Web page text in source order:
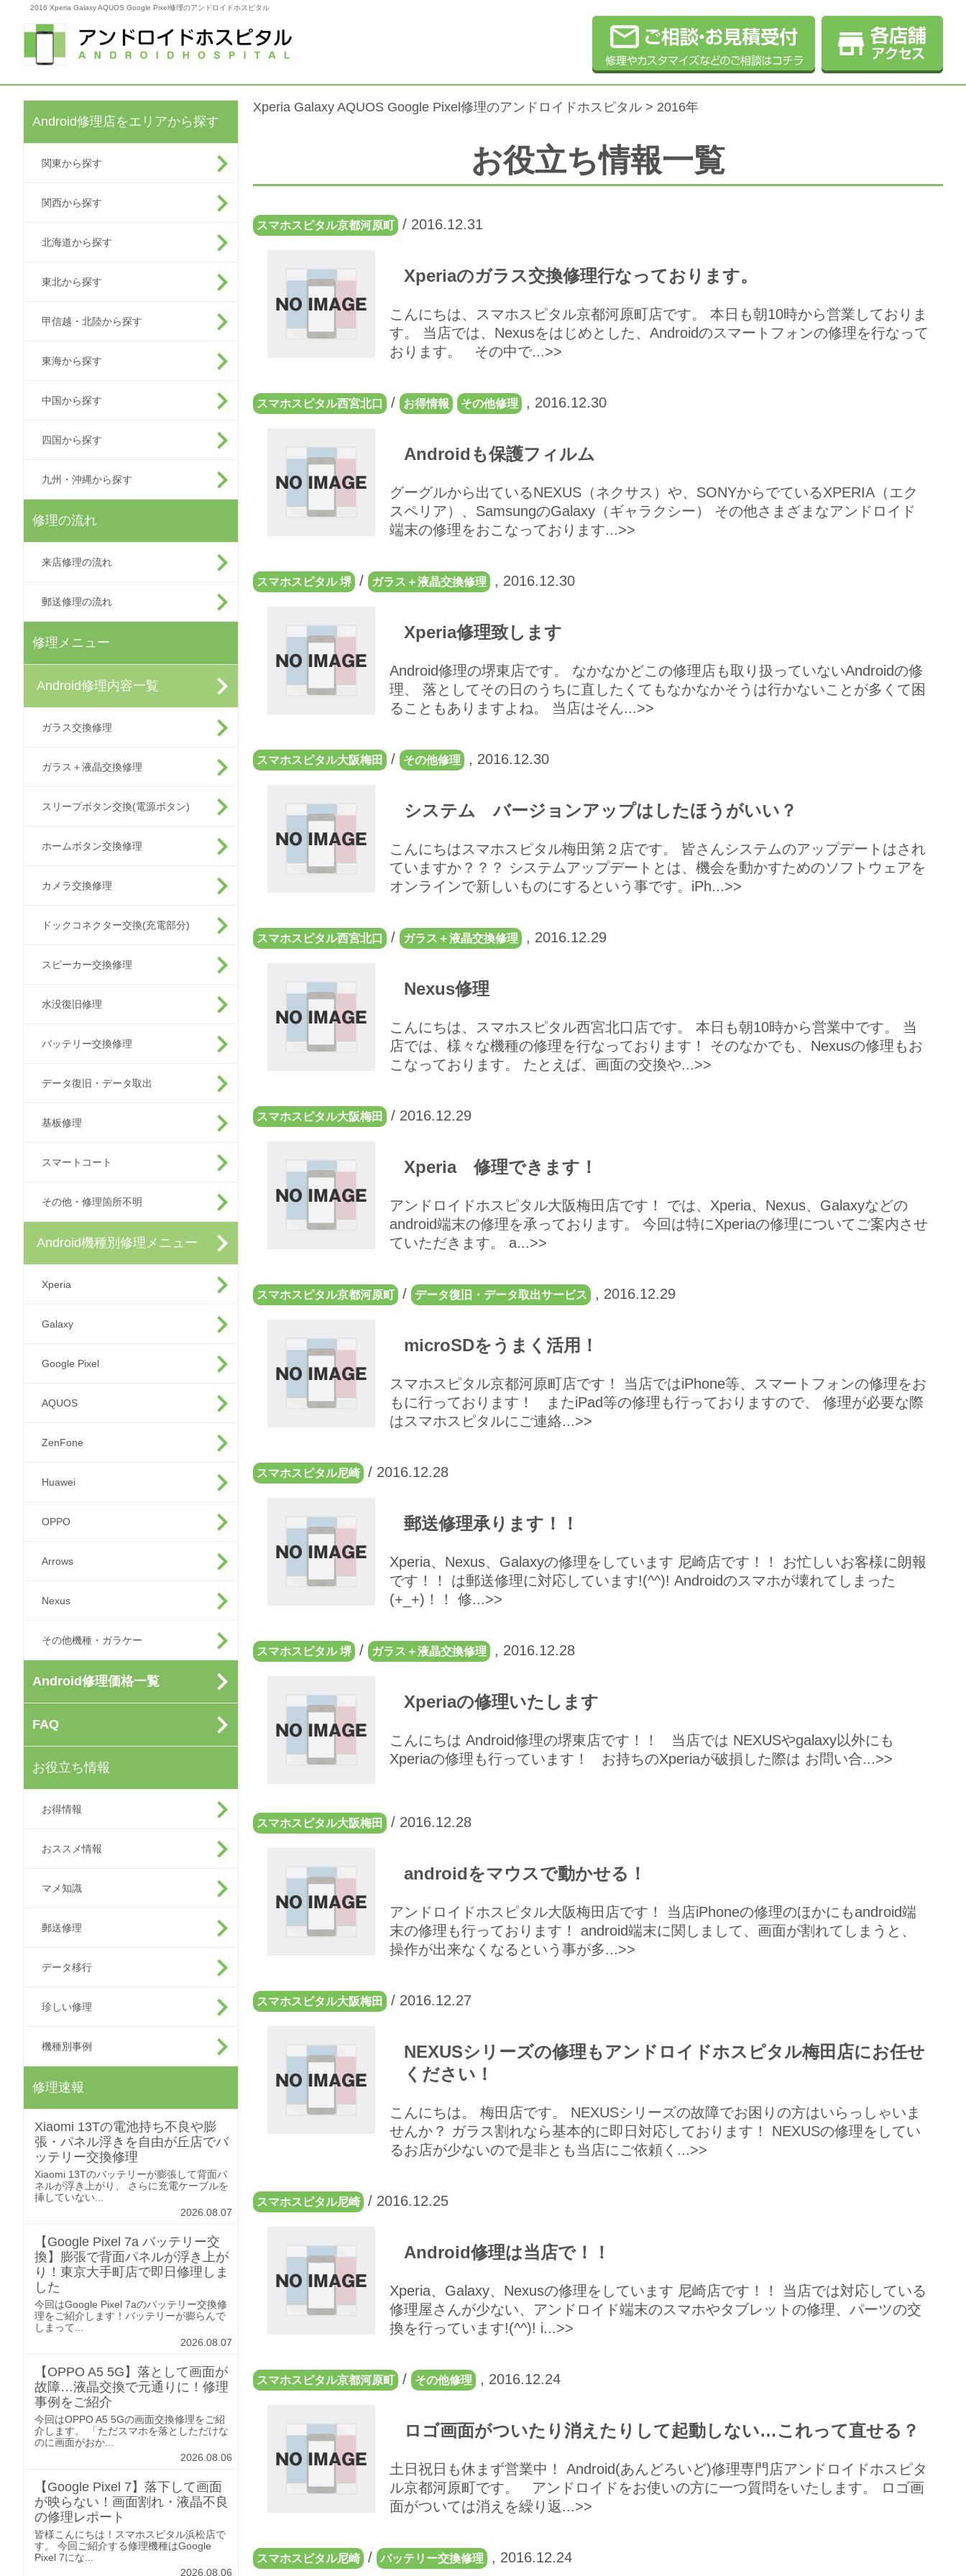
2016 Xperia Galaxy AQUOS Google Pixel修理のアンドロイドホスピタル
Android修理店をエリアから探す
関東から探す
関西から探す
北海道から探す
東北から探す
甲信越・北陸から探す
東海から探す
中国から探す
四国から探す
九州・沖縄から探す
修理の流れ
来店修理の流れ
郵送修理の流れ
修理メニュー
Android修理内容一覧
ガラス交換修理
ガラス＋液晶交換修理
スリープボタン交換(電源ボタン)
ホームボタン交換修理
カメラ交換修理
ドックコネクター交換(充電部分)
スピーカー交換修理
水没復旧修理
バッテリー交換修理
データ復旧・データ取出
基板修理
スマートコート
その他・修理箇所不明
Android機種別修理メニュー
Xperia
Galaxy
Google Pixel
AQUOS
ZenFone
Huawei
OPPO
Arrows
Nexus
その他機種・ガラケー
Android修理価格一覧
FAQ
お役立ち情報
お得情報
おススメ情報
マメ知識
郵送修理
データ移行
珍しい修理
機種別事例
修理速報
Xiaomi 13Tの電池持ち不良や膨
張・パネル浮きを自由が丘店でバ
ッテリー交換修理
Xiaomi 13Tのバッテリーが膨張して背面パ
ネルが浮き上がり、 さらに充電ケーブルを
挿していない...
2026.08.07
【Google Pixel 7a バッテリー交
換】膨張で背面パネルが浮き上が
り！東京大手町店で即日修理しま
した
今回はGoogle Pixel 7aのバッテリー交換修
理をご紹介します！バッテリーが膨らんで
しまって...
2026.08.07
【OPPO A5 5G】落として画面が
故障…液晶交換で元通りに！修理
事例をご紹介
今回はOPPO A5 5Gの画面交換修理をご紹
介します。 「ただスマホを落としただけな
のに画面がおか...
2026.08.06
【Google Pixel 7】落下して画面
が映らない！画面割れ・液晶不良
の修理レポート
皆様こんにちは！スマホスピタル浜松店で
す。 今回ご紹介する修理機種はGoogle
Pixel 7にな...
2026.08.06
Xperia Galaxy AQUOS Google Pixel修理のアンドロイドホスピタル > 2016年
お役立ち情報一覧
スマホスピタル京都河原町 / 2016.12.31
Xperiaのガラス交換修理行なっております。
こんにちは、スマホスピタル京都河原町店です。 本日も朝10時から営業しておりま
す。 当店では、Nexusをはじめとした、Androidのスマートフォンの修理を行なって
おります。 その中で...>>
スマホスピタル西宮北口 / お得情報 その他修理 , 2016.12.30
Androidも保護フィルム
グーグルから出ているNEXUS（ネクサス）や、SONYからでているXPERIA（エク
スペリア）、SamsungのGalaxy（ギャラクシー） その他さまざまなアンドロイド
端末の修理をおこなっております...>>
スマホスピタル 堺 / ガラス＋液晶交換修理 , 2016.12.30
Xperia修理致します
Android修理の堺東店です。 なかなかどこの修理店も取り扱っていないAndroidの修
理、 落としてその日のうちに直したくてもなかなかそうは行かないことが多くて困
ることもありますよね。 当店はそん...>>
スマホスピタル大阪梅田 / その他修理 , 2016.12.30
システム バージョンアップはしたほうがいい？
こんにちはスマホスピタル梅田第２店です。 皆さんシステムのアップデートはされ
ていますか？？？ システムアップデートとは、機会を動かすためのソフトウェアを
オンラインで新しいものにするという事です。iPh...>>
スマホスピタル西宮北口 / ガラス＋液晶交換修理 , 2016.12.29
Nexus修理
こんにちは、スマホスピタル西宮北口店です。 本日も朝10時から営業中です。 当
店では、様々な機種の修理を行なっております！ そのなかでも、Nexusの修理もお
こなっております。 たとえば、画面の交換や...>>
スマホスピタル大阪梅田 / 2016.12.29
Xperia 修理できます！
アンドロイドホスピタル大阪梅田店です！ では、Xperia、Nexus、Galaxyなどの
android端末の修理を承っております。 今回は特にXperiaの修理についてご案内させ
ていただきます。 a...>>
スマホスピタル京都河原町 / データ復旧・データ取出サービス , 2016.12.29
microSDをうまく活用！
スマホスピタル京都河原町店です！ 当店ではiPhone等、スマートフォンの修理をお
もに行っております！ またiPad等の修理も行っておりますので、 修理が必要な際
はスマホスピタルにご連絡...>>
スマホスピタル尼崎 / 2016.12.28
郵送修理承ります！！
Xperia、Nexus、Galaxyの修理をしています 尼崎店です！！ お忙しいお客様に朗報
です！！ は郵送修理に対応しています!(^^)! Androidのスマホが壊れてしまった
(+_+)！！ 修...>>
スマホスピタル 堺 / ガラス＋液晶交換修理 , 2016.12.28
Xperiaの修理いたします
こんにちは Android修理の堺東店です！！ 当店では NEXUSやgalaxy以外にも
Xperiaの修理も行っています！ お持ちのXperiaが破損した際は お問い合...>>
スマホスピタル大阪梅田 / 2016.12.28
androidをマウスで動かせる！
アンドロイドホスピタル大阪梅田店です！ 当店iPhoneの修理のほかにもandroid端
末の修理も行っております！ android端末に関しまして、画面が割れてしまうと、
操作が出来なくなるという事が多...>>
スマホスピタル大阪梅田 / 2016.12.27
NEXUSシリーズの修理もアンドロイドホスピタル梅田店にお任せ
ください！
こんにちは。 梅田店です。 NEXUSシリーズの故障でお困りの方はいらっしゃいま
せんか？ ガラス割れなら基本的に即日対応しております！ NEXUSの修理をしてい
るお店が少ないので是非とも当店にご依頼く...>>
スマホスピタル尼崎 / 2016.12.25
Android修理は当店で！！
Xperia、Galaxy、Nexusの修理をしています 尼崎店です！！ 当店では対応している
修理屋さんが少ない、アンドロイド端末のスマホやタブレットの修理、パーツの交
換を行っています!(^^)! i...>>
スマホスピタル京都河原町 / その他修理 , 2016.12.24
ロゴ画面がついたり消えたりして起動しない…これって直せる？
土日祝日も休まず営業中！ Android(あんどろいど)修理専門店アンドロイドホスピタ
ル京都河原町です。 アンドロイドをお使いの方に一つ質問をいたします。 ロゴ画
面がついては消えを繰り返...>>
スマホスピタル尼崎 / バッテリー交換修理 , 2016.12.24